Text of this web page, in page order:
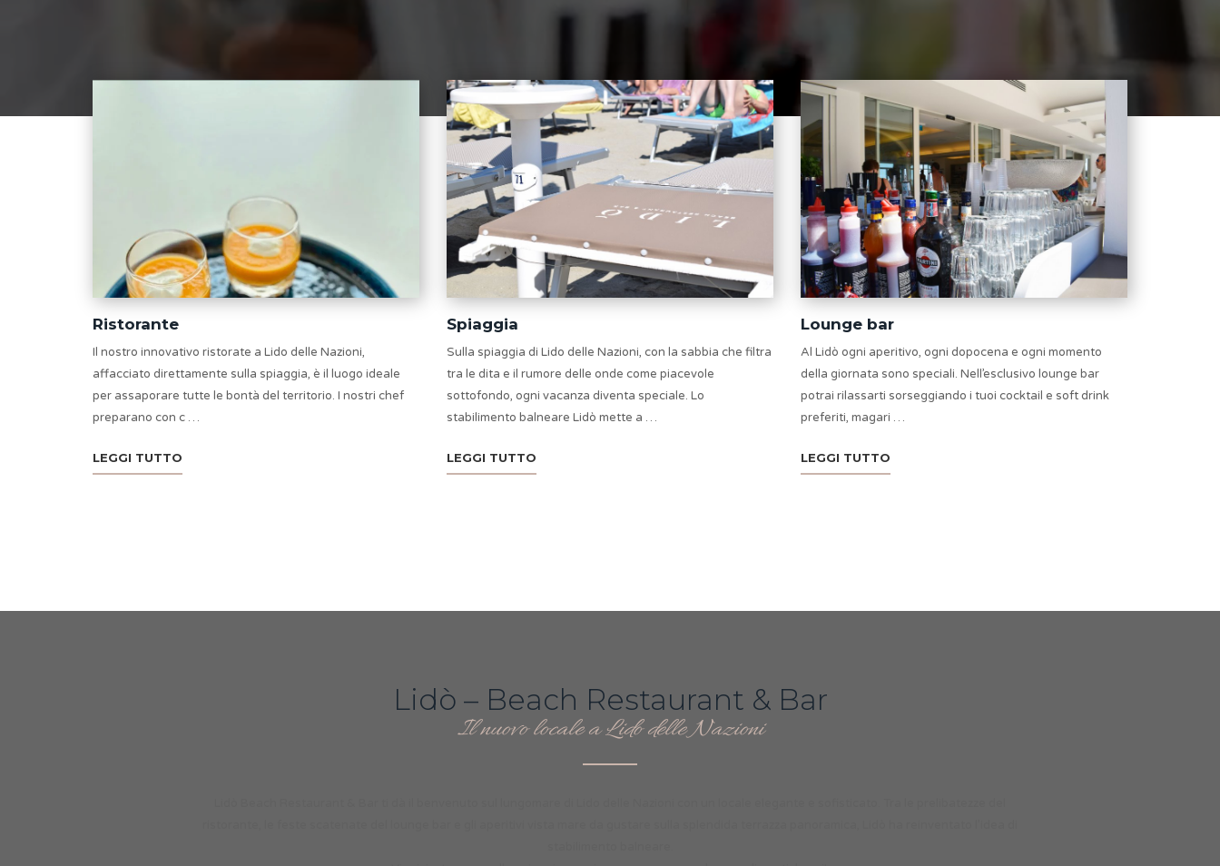
Ristorante
Il nostro innovativo ristorate a Lido delle Nazioni,
affacciato direttamente sulla spiaggia, è il luogo ideale
per assaporare tutte le bontà del territorio. I nostri chef
preparano con c …
LEGGI TUTTO
Spiaggia
Sulla spiaggia di Lido delle Nazioni, con la sabbia che filtra
tra le dita e il rumore delle onde come piacevole
sottofondo, ogni vacanza diventa speciale. Lo
stabilimento balneare Lidò mette a …
LEGGI TUTTO
Lounge bar
Al Lidò ogni aperitivo, ogni dopocena e ogni momento
della giornata sono speciali. Nell’esclusivo lounge bar
potrai rilassarti sorseggiando i tuoi cocktail e soft drink
preferiti, magari …
LEGGI TUTTO
Lidò – Beach Restaurant & Bar
Il nuovo locale a Lido delle Nazioni